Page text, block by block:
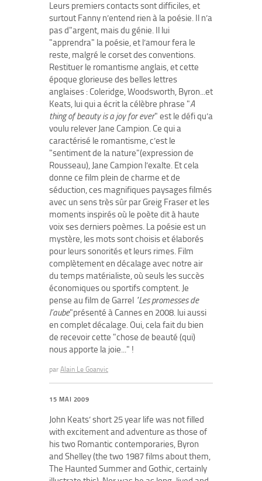
Leurs premiers contacts sont difficiles, et
surtout Fanny n’entend rien à la poésie. Il n’a
pas d"argent, mais du génie. Il lui
"apprendra" la poésie, et l’amour fera le
reste, malgré le corset des conventions.
Restituer le romantisme anglais, et cette
époque glorieuse des belles lettres
anglaises : Coleridge, Woodsworth, Byron...et
Keats, lui qui a écrit la célèbre phrase "A
thing of beauty is a joy for ever" est le défi qu’a
voulu relever Jane Campion. Ce qui a
caractérisé le romantisme, c’est le
"sentiment de la nature"(expression de
Rousseau), Jane Campion l’exalte. Et cela
donne ce film plein de charme et de
séduction, ces magnifiques paysages filmés
avec un sens très sûr par Greig Fraser et les
moments inspirés où le poète dit à haute
voix ses derniers poèmes. La poésie est un
mystère, les mots sont choisis et élaborés
pour leurs sonorités et leurs rimes. Film
complètement en décalage avec notre air
du temps matérialiste, où seuls les succès
économiques ou sportifs comptent. Je
pense au film de Garrel "Les promesses de
l’aube"présenté à Cannes en 2008. lui aussi
en complet décalage. Oui, cela fait du bien
de recevoir cette "chose de beauté (qui)
nous apporte la joie..." !
par Alain Le Goanvic
15 MAI 2009
John Keats’ short 25 year life was not filled
with excitement and adventure as those of
his two Romantic contemporaries, Byron
and Shelley (the two 1987 films about them,
The Haunted Summer and Gothic, certainly